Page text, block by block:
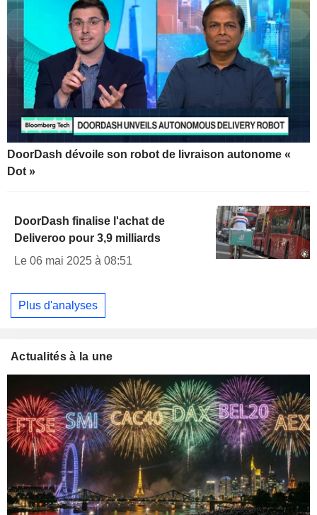
DoorDash dévoile son robot de livraison autonome «
Dot »
DoorDash finalise l'achat de
Deliveroo pour 3,9 milliards
Le 06 mai 2025 à 08:51
Plus d'analyses
Actualités à la une